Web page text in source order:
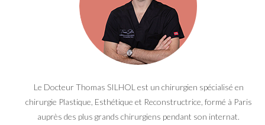
Le Docteur Thomas SILHOL est un chirurgien spécialisé en
chirurgie Plastique, Esthétique et Reconstructrice, formé à Paris
auprès des plus grands chirurgiens pendant son internat.